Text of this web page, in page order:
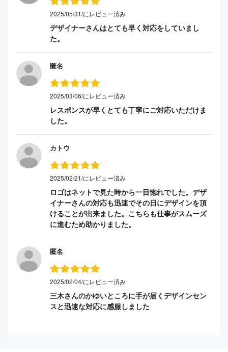
2025/05/31/にレビュー済み
デザイナーさんはとても早く対応をしていまし
た。
匿名
2025/03/06/にレビュー済み
レスポンスが早くとても丁寧にご対応いただけま
した。
カトウ
2025/02/21/にレビュー済み
ロゴはネットで見た時から一目惚れでした。デザ
イナーさんの対応も迅速でその日にデザインを頂
けることが出来ました。こちらも仕事がスムーズ
に進むため助かりました。
匿名
2025/02/04/にレビュー済み
三木さんのかゆいところに手が届くデザインセン
スと迅速な対応に感服しました